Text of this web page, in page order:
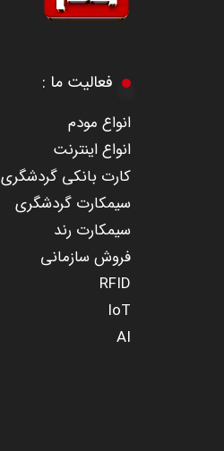
​​​​​​​فعالیت ما :
​انواع مودم
انواع اینترنت
کارت بانکی گردشگری
سیمکارت گردشگری
سیمکارت رند
​​​​​​​فروش سازمانی
RFID
IoT
AI